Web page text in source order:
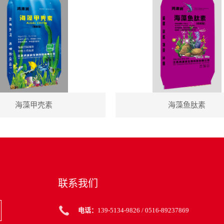
海藻甲壳素 海藻鱼肽素
联系我们
电话： 139-5134-9826 / 0516-89237869